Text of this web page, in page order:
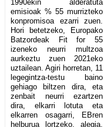
1990ekin alderatuta
emisioak % 55 murrizteko
konpromisoa ezarri zuen.
Hori betetzeko, Europako
Batzordeak Fit for 55
izeneko neurri multzoa
aurkeztu zuen 2021eko
uztailean. Agiri horretan, 11
legegintza-testu baino
gehiago biltzen dira, eta
zenbait neurri ezartzen
dira, elkarri lotuta eta
elkarren osagarri, EBren
helburua lortzeko, alegia,